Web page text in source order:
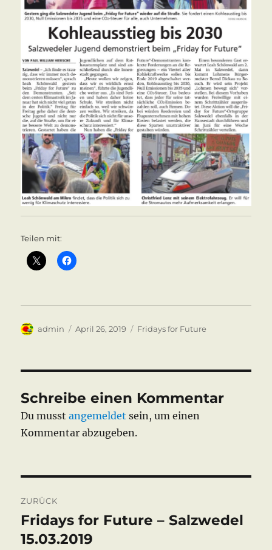
Teilen mit:
Autor
admin
Veröffentlicht
April 26, 2019 Kategorien
Fridays for Future
Schreibe einen Kommentar
Du musstangemeldet sein, um einen
Kommentar abzugeben.
ZURÜCK
Vorheriger
Beitrag:
Fridays for Future – Salzwedel
15.03.2019